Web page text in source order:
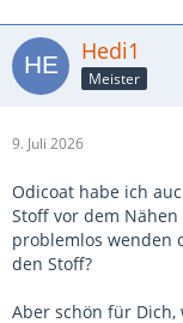
Hedi1
Meister
9. Juli 2026
Odicoat habe ich
Stoff vor dem
problemlos wenden
den Stoff?
Aber schön für Dich,